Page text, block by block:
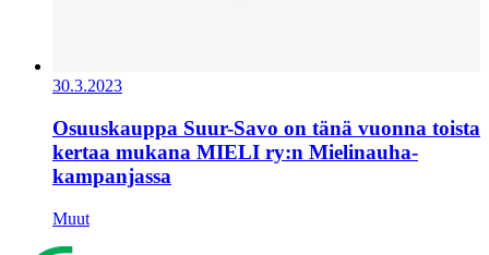
30.3.2023
Osuuskauppa Suur-Savo on tänä vuonna toista
kertaa mukana MIELI ry:n Mielinauha-
kampanjassa
Muut